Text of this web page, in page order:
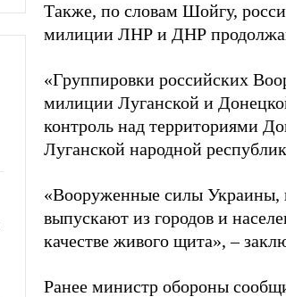
Также, по словам Шойгу,
милиции ЛНР и ДНР
«Группировки российских
милиции Луганской и
контроль над территориями
Луганской народной
«Вооруженные силы Украины,
выпускают из городов и
качестве живого щита», –
Ранее министр обороны